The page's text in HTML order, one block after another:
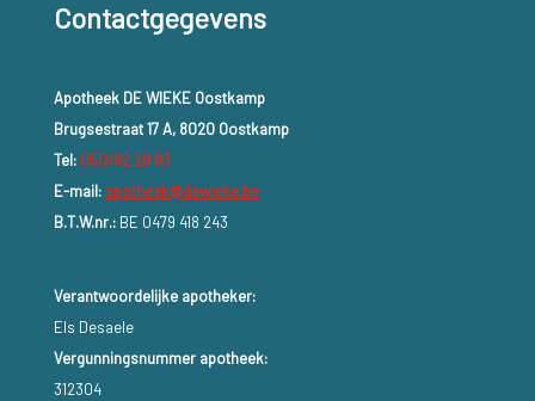
Contactgegevens
Apotheek DE WIEKE Oostkamp
Brugsestraat 17 A, 8020 Oostkamp
Tel: 050/82 28 83
E-mail: apotheek@dewieke.be
B.T.W.nr.:BE 0479 418 243
Verantwoordelijke apotheker:
Els Desaele
Vergunningsnummer apotheek:
312304